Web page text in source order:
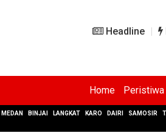
Headline
Home Peristiwa
MEDAN BINJAI LANGKAT KARO DAIRI SAMOSIR